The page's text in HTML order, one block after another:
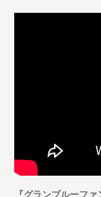
『グランブルーフ